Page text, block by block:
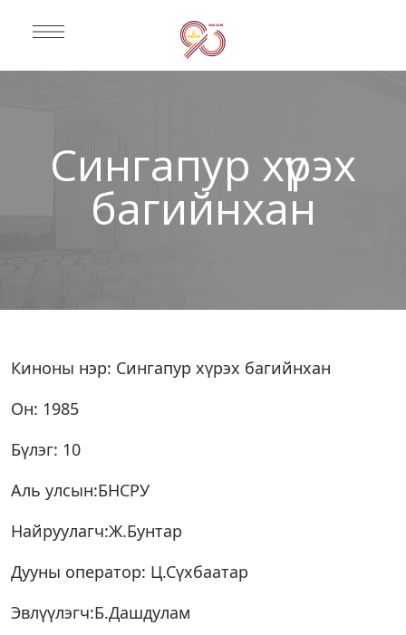
Сингапур хүрэх
багийнхан
Киноны нэр: Сингапур хүрэх багийнхан
Он: 1985
Бүлэг: 10
Аль улсын:БНСРУ
Найруулагч:Ж.Бунтар
Дууны оператор: Ц.Сүхбаатар
Эвлүүлэгч:Б.Дашдулам